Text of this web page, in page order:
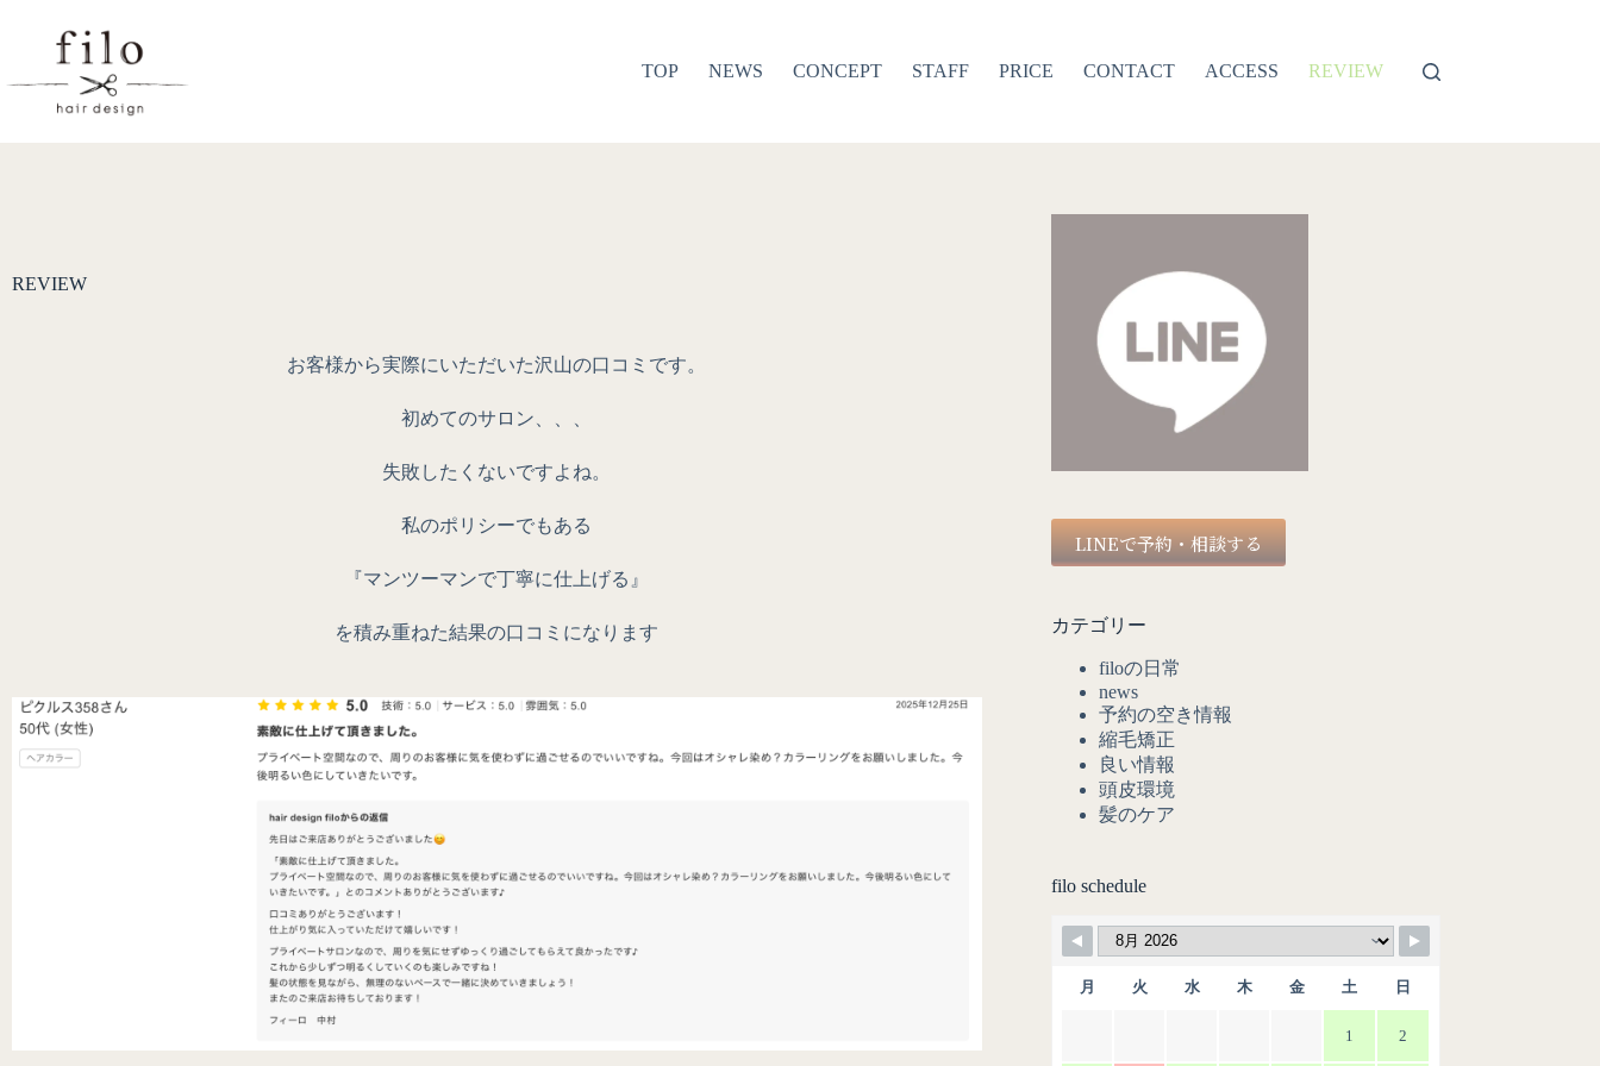
TOP NEWS CONCEPT STAFF PRICE CONTACT ACCESS REVIEW
REVIEW
お客様から実際にいただいた沢山の口コミです。
初めてのサロン、、、
失敗したくないですよね。
私のポリシーでもある
『マンツーマンで丁寧に仕上げる』
を積み重ねた結果の口コミになります
LINEで予約・相談する
カテゴリー
filoの日常
news
予約の空き情報
縮毛矯正
良い情報
頭皮環境
髪のケア
filo schedule
月 火 水 木 金 土 日
1 2